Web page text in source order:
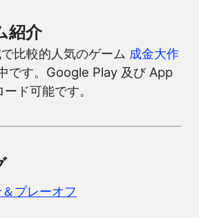
紹介
比較的人気のゲーム 成金大作
です。Google Play 及び App
ド可能です。
プレーオフ